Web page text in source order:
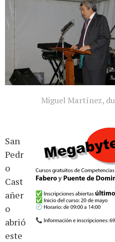
Miguel Martínez,
San
Pedr
o
Cast
añer
o
abrió
este